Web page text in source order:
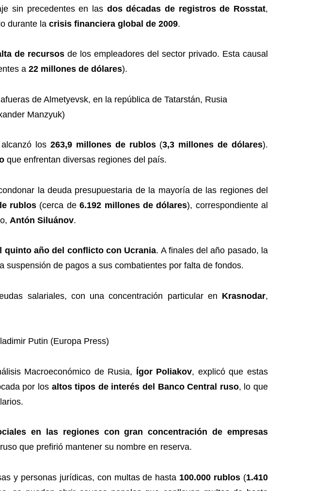
sin precedentes en las dos décadas de registros de Rosstat,
durante la crisis financiera global de 2009.
de recursos de los empleadores del sector privado. Esta causal
a 22 millones de dólares).
alcanzó los263,9 millones de rublos(3,3 millones de dólares).
que enfrentan diversas regiones del país.
la deuda presupuestaria de la mayoría de las regiones del
rublos (cerca de6.192 millones de dólares), correspondiente al
Antón Siluánov.
quinto año del conflicto con Ucrania. A finales del año pasado, la
suspensión de pagos a sus combatientes por falta de fondos.
salariales, con una concentración particular en Krasnodar,
Macroeconómico de Rusia, Ígor Poliakov, explicó que estas
por los altos tipos de interés del Banco Central ruso, lo que
en las regiones con gran concentración de empresas
que prefirió mantener su nombre en reserva.
y personas jurídicas, con multas de hasta 100.000 rublos (1.410